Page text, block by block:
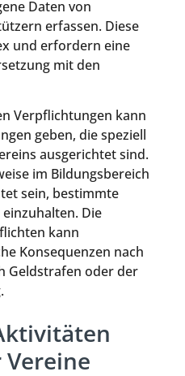
Daten von
erfassen. Diese
und erfordern eine
mit den
Verpflichtungen kann
geben, die speziell
ausgerichtet sind.
im Bildungsbereich
sein, bestimmte
Die
kann
Konsequenzen nach
Geldstrafen oder der